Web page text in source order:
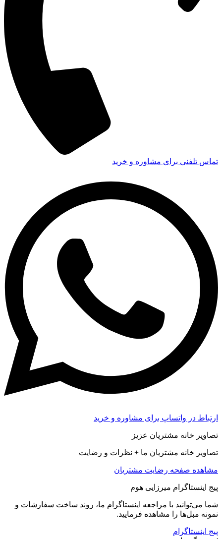
تماس تلفنی برای مشاوره و خرید
ارتباط در واتساپ برای مشاوره و خرید
تصاویر خانه مشتریان عزیز
تصاویر خانه مشتریان ما + نظرات و رضایت
مشاهده صفحه رضايت مشتريان
پیج اینستاگرام میرزایی هوم
شما می‌توانید با مراجعه اینستاگرام ما، روند ساخت سفارشات و
نمونه مبل‌ها را مشاهده فرمایید.
پیج اینستاگرام